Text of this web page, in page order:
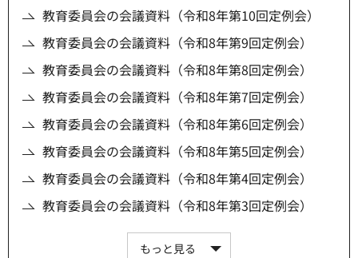
教育委員会の会議資料（令和8年第10回定例会）
教育委員会の会議資料（令和8年第9回定例会）
教育委員会の会議資料（令和8年第8回定例会）
教育委員会の会議資料（令和8年第7回定例会）
教育委員会の会議資料（令和8年第6回定例会）
教育委員会の会議資料（令和8年第5回定例会）
教育委員会の会議資料（令和8年第4回定例会）
教育委員会の会議資料（令和8年第3回定例会）
もっと見る